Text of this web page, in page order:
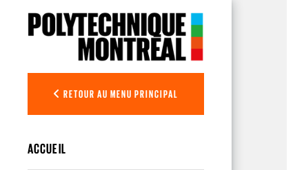
RETOUR AU MENU PRINCIPAL
ACCUEIL